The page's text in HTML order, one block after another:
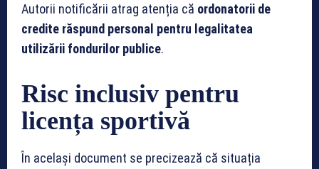
Autorii notificării atrag atenția că ordonatorii de
credite răspund personal pentru legalitatea
utilizării fondurilor publice.
Risc inclusiv pentru
licența sportivă
În același document se precizează că situația